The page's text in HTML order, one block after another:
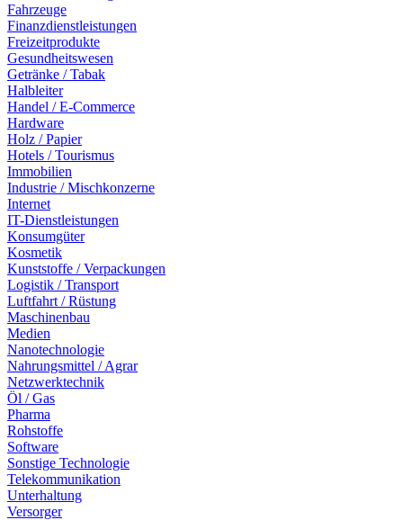
Fahrzeuge
Finanzdienstleistungen
Freizeitprodukte
Gesundheitswesen
Getränke / Tabak
Halbleiter
Handel / E-Commerce
Hardware
Holz / Papier
Hotels / Tourismus
Immobilien
Industrie / Mischkonzerne
Internet
IT-Dienstleistungen
Konsumgüter
Kosmetik
Kunststoffe / Verpackungen
Logistik / Transport
Luftfahrt / Rüstung
Maschinenbau
Medien
Nanotechnologie
Nahrungsmittel / Agrar
Netzwerktechnik
Öl / Gas
Pharma
Rohstoffe
Software
Sonstige Technologie
Telekommunikation
Unterhaltung
Versorger